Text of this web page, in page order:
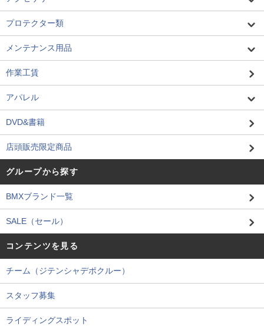
プロテクター類
メンテナンス用品
作業工賃
アパレル
DVD&書籍
店頭販売限定商品
グループから探す
BMXブランド一覧
SALE（セール）
コンテンツを見る
チーム（ジテンシャデポクルー）
スタッフ募集
ライディングスポット